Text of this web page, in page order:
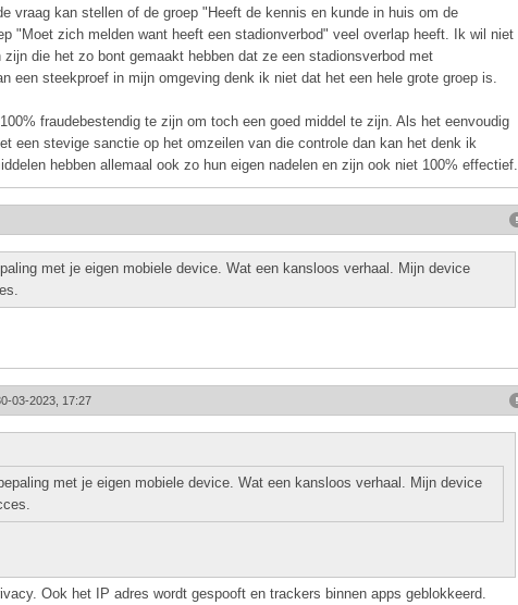
vraag kan stellen of de groep "Heeft de kennis en kunde in huis om de
"Moet zich melden want heeft een stadionverbod" veel overlap heeft. Ik wil niet
die het zo bont gemaakt hebben dat ze een stadionsverbod met
een steekproef in mijn omgeving denk ik niet dat het een hele grote groep is.
fraudebestendig te zijn om toch een goed middel te zijn. Als het eenvoudig
een stevige sanctie op het omzeilen van die controle dan kan het denk ik
hebben allemaal ook zo hun eigen nadelen en zijn ook niet 100% effectief.
met je eigen mobiele device. Wat een kansloos verhaal. Mijn device
03-2023, 17:27
met je eigen mobiele device. Wat een kansloos verhaal. Mijn device
Ook het IP adres wordt gespooft en trackers binnen apps geblokkeerd.